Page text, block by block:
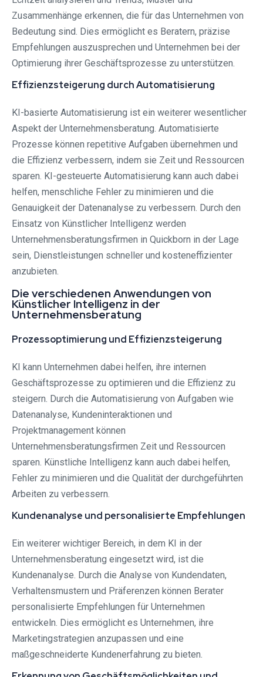
Zusammenhänge erkennen, die für das Unternehmen von
Bedeutung sind. Dies ermöglicht es Beratern, präzise
Empfehlungen auszusprechen und Unternehmen bei der
Optimierung ihrer Geschäftsprozesse zu unterstützen.
Effizienzsteigerung durch Automatisierung
KI-basierte Automatisierung ist ein weiterer wesentlicher
Aspekt der Unternehmensberatung. Automatisierte
Prozesse können repetitive Aufgaben übernehmen und
die Effizienz verbessern, indem sie Zeit und Ressourcen
sparen. KI-gesteuerte Automatisierung kann auch dabei
helfen, menschliche Fehler zu minimieren und die
Genauigkeit der Datenanalyse zu verbessern. Durch den
Einsatz von Künstlicher Intelligenz werden
Unternehmensberatungsfirmen in Quickborn in der Lage
sein, Dienstleistungen schneller und kosteneffizienter
anzubieten.
Die verschiedenen Anwendungen von
Künstlicher Intelligenz in der
Unternehmensberatung
Prozessoptimierung und Effizienzsteigerung
KI kann Unternehmen dabei helfen, ihre internen
Geschäftsprozesse zu optimieren und die Effizienz zu
steigern. Durch die Automatisierung von Aufgaben wie
Datenanalyse, Kundeninteraktionen und
Projektmanagement können
Unternehmensberatungsfirmen Zeit und Ressourcen
sparen. Künstliche Intelligenz kann auch dabei helfen,
Fehler zu minimieren und die Qualität der durchgeführten
Arbeiten zu verbessern.
Kundenanalyse und personalisierte Empfehlungen
Ein weiterer wichtiger Bereich, in dem KI in der
Unternehmensberatung eingesetzt wird, ist die
Kundenanalyse. Durch die Analyse von Kundendaten,
Verhaltensmustern und Präferenzen können Berater
personalisierte Empfehlungen für Unternehmen
entwickeln. Dies ermöglicht es Unternehmen, ihre
Marketingstrategien anzupassen und eine
maßgeschneiderte Kundenerfahrung zu bieten.